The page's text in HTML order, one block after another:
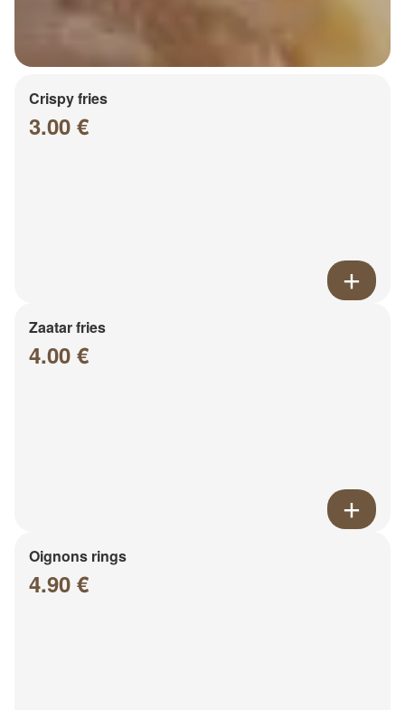
Crispy fries
3.00 €
Zaatar fries
4.00 €
Oignons rings
4.90 €